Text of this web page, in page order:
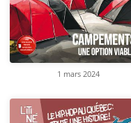
1 mars 2024